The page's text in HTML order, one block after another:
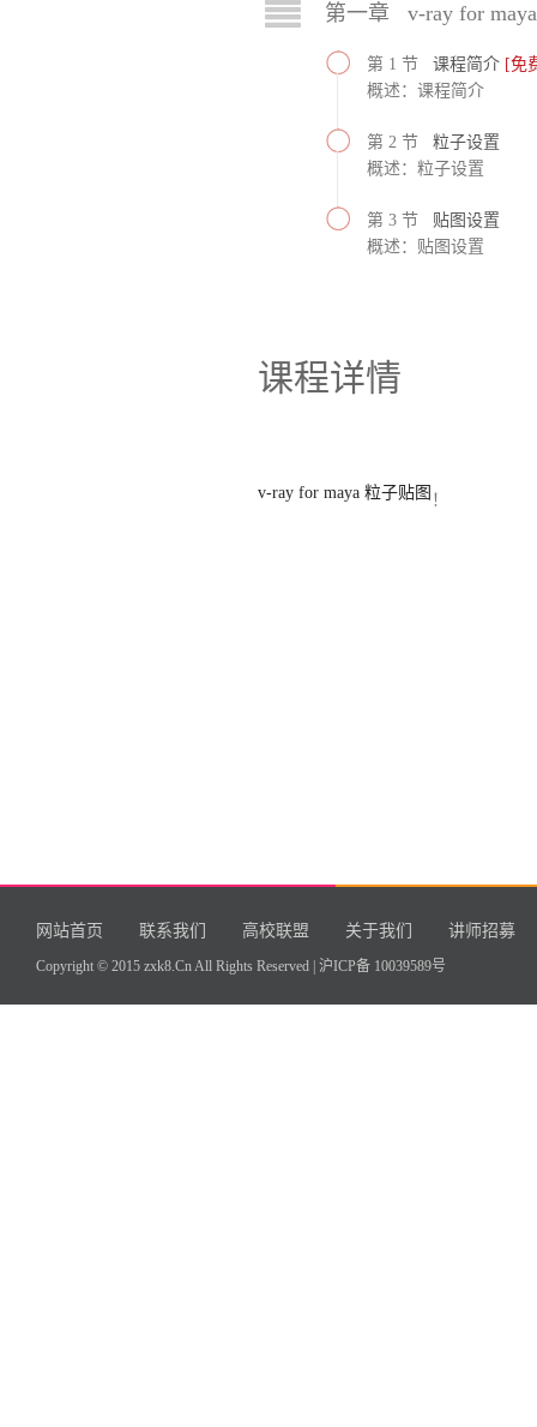
第一章 v-ray for
第 1 节 课程简介 [免
概述：课程简介
第 2 节 粒子设置
概述：粒子设置
第 3 节 贴图设置
概述：贴图设置
课程详情
v-ray for maya 粒子贴图 ！
网站首页 联系我们 高校联盟 关于我们 讲师招募
Copyright © 2015 zxk8.Cn All Rights Reserved | 沪ICP备 10039589号